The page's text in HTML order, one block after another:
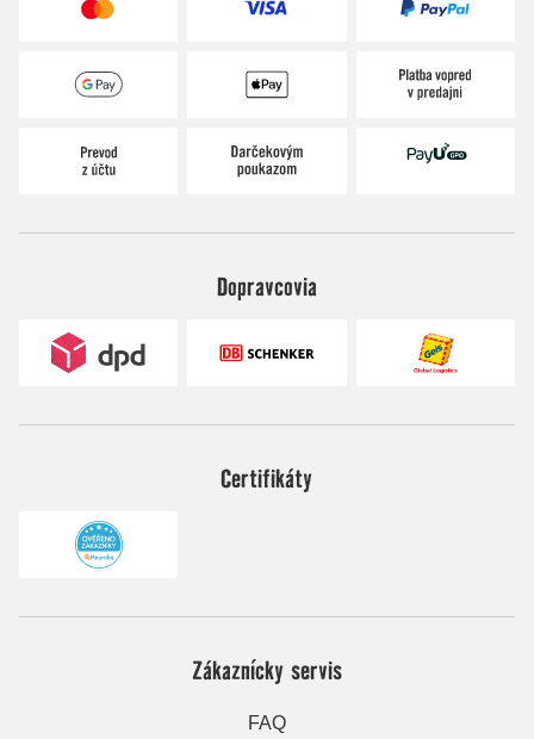
Dopravcovia
Certifikáty
Zákaznícky servis
FAQ